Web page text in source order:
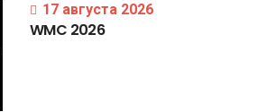
17 августа 2026
WMC 2026